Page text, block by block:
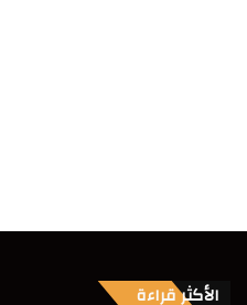
الأكثر قراءة